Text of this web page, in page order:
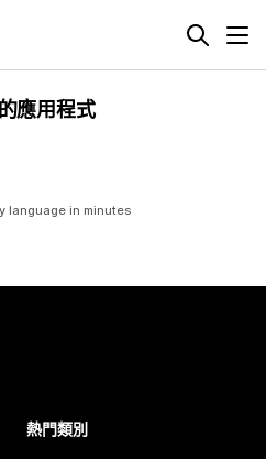
應用程式
language in minutes
熱門類別